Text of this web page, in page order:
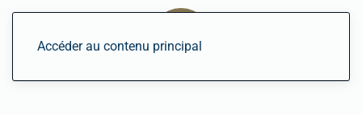
Accéder au contenu principal